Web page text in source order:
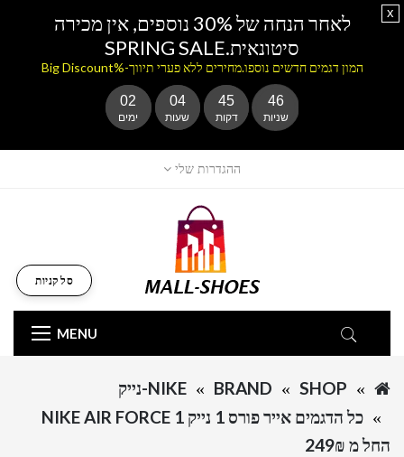
ההגדרות שלי
MENU
סל קניות
SHOP
BRAND
NIKE-נייק
כל הדגמים אייר פורס 1 נייק NIKE AIR FORCE 1
החל מ 249₪
לאחר הנחה של 30% נוספים, אין מכירה
סיטונאית.SPRING SALE
המון דגמים חדשים נוספו.מחירים ללא פערי תיווך-%Big Discount
02
ימים
04
שעות
45
דקות
46
שניות
x